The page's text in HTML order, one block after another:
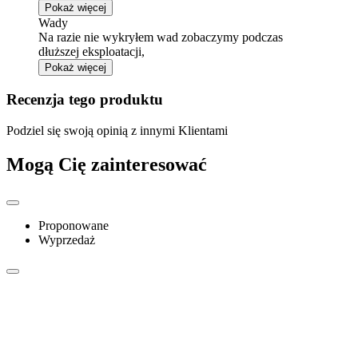
Pokaż więcej
Wady
Na razie nie wykryłem wad zobaczymy podczas
dłuższej eksploatacji,
Pokaż więcej
Recenzja tego produktu
Podziel się swoją opinią z innymi Klientami
Mogą Cię zainteresować
Proponowane
Wyprzedaż